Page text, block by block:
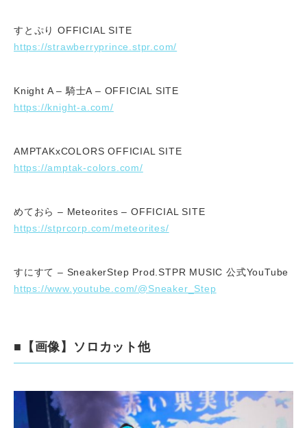
すとぷり OFFICIAL SITE
https://strawberryprince.stpr.com/
Knight A – 騎士A – OFFICIAL SITE
https://knight-a.com/
AMPTAKxCOLORS OFFICIAL SITE
https://amptak-colors.com/
めておら – Meteorites – OFFICIAL SITE
https://stprcorp.com/meteorites/
すにすて – SneakerStep Prod.STPR MUSIC 公式YouTube
https://www.youtube.com/@Sneaker_Step
■【画像】ソロカット他